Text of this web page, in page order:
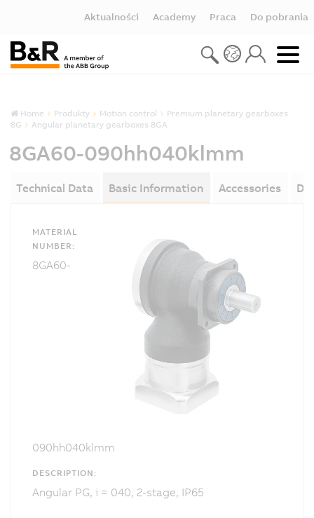
Aktualności Academy Praca Do pobrania
Home Produkty Motion control
Premium planetary gearboxes
8G
Angular planetary gearboxes 8GA
8GA60-090hh040klmm
Technical Data Basic Information Accessories
MATERIAL
NUMBER:
8GA60-
090hh040klmm
DESCRIPTION:
Angular PG, i = 040, 2-stage, IP65